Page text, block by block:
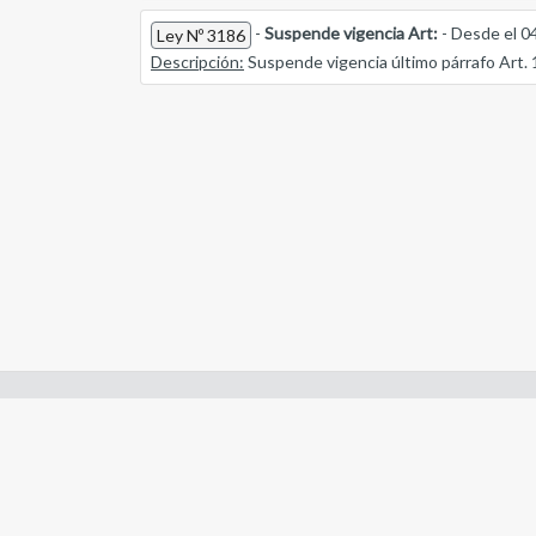
Ley Nº 3186 - Suspende vigencia Art: - Desde el
Descripción: Suspende vigencia último párrafo Art.